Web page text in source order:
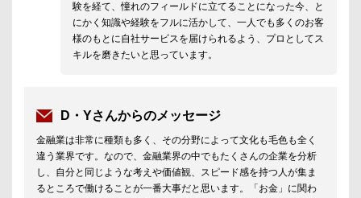
験を経て、憧れのフィールドに立てることになった今、と
にかく知識や経験をフルに活かして、一人でも多くのお客
様のもとに自社サービスを届けられるよう、プロとしてス
キルを磨きたいと思っています。
D・Yさんからのメッセージ
金融業は非常に種類も多く、その分野によって文化も毛色も全く
違う業界です。なので、金融業界の中でもたくさんの企業を分析
し、自分と同じような考えや価値観、スピード感を持つ人が集ま
るところで働けることが一番大事だと思います。「お金」に関わ